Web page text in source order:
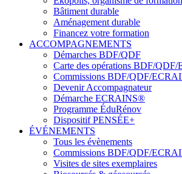
Bâtiment durable
Aménagement durable
Financez votre formation
ACCOMPAGNEMENTS
Démarches BDF/QDF
Carte des opérations BDF/
Commissions BDF/QDF/
Devenir Accompagnateur
Démarche ECRAINS®
Programme ÉduRénov
Dispositif PENSÉE+
ÉVÉNEMENTS
Tous les évènements
Commissions BDF/QDF/
Visites de sites exemplaires